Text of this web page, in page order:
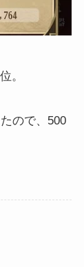
。
ので、500